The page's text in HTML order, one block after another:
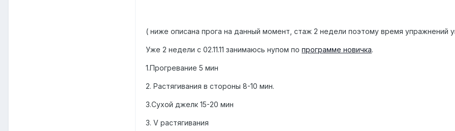
( ниже описана прога на данный момент, стаж 2 недели поэтому время упражнений
Уже 2 недели с 02.11.11 занимаюсь нупом по программе новичка.
1.Прогревание 5 мин
2. Растягивания в стороны 8-10 мин.
3.Сухой джелк 15-20 мин
3. V растягивания